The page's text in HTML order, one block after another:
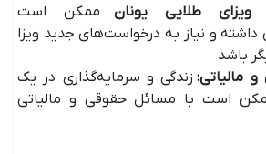
ویزای طلایی یونانممکن است
و نیاز به درخواست‌های جدید ویزا
باشد
مالیاتی:زندگی و سرمایه‌گذاری در یک
است با مسائل حقوقی و مالیاتی